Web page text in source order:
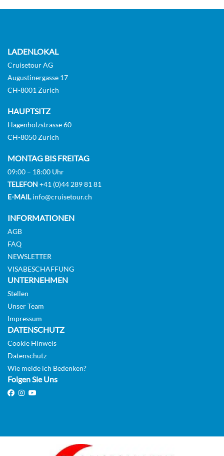
LADENLOKAL
Cruisetour AG
Augustinergasse 17
CH-8001 Zürich
HAUPTSITZ
Hagenholzstrasse 60
CH-8050 Zürich
MONTAG BIS FREITAG
09:00 – 18:00 Uhr
TELEFON +41 (0)44 289 81 81
E-MAILinfo@cruisetour.ch
INFORMATIONEN
AGB
FAQ
NEWSLETTER
VISABESCHAFFUNG
UNTERNEHMEN
Stellen
Unser Team
Impressum
DATENSCHUTZ
Cookie Hinweis
Datenschutz
Wie melde ich Bedenken?
Folgen Sie Uns